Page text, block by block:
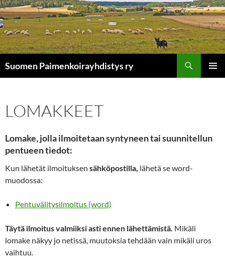
Siirry
sisältöön
Suomen Paimenkoirayhdistys ry
LOMAKKEET
Lomake, jolla ilmoitetaan syntyneen tai suunnitellun
pentueen tiedot:
Kun lähetät ilmoituksen sähköpostilla, lähetä se word-
muodossa:
Pentuvälitysilmoitus (word)
Täytä ilmoitus valmiiksi asti ennen lähettämistä. Mikäli
lomake näkyy jo netissä, muutoksia tehdään vain mikäli uros
vaihtuu.